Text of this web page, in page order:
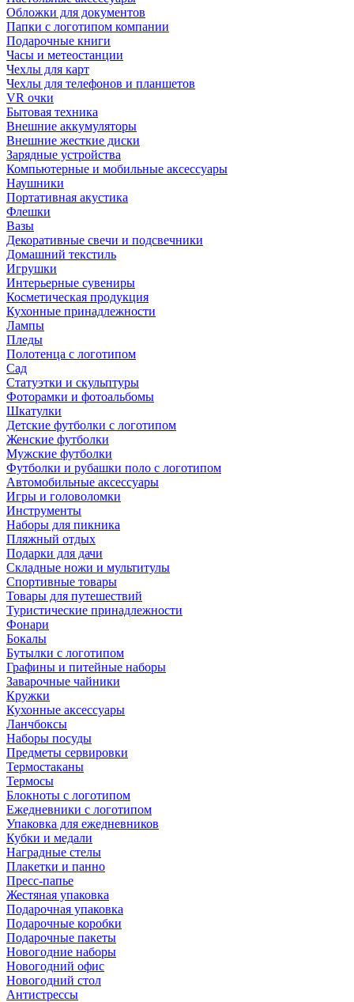
Обложки для документов
Папки с логотипом компании
Подарочные книги
Часы и метеостанции
Чехлы для карт
Чехлы для телефонов и планшетов
VR очки
Бытовая техника
Внешние аккумуляторы
Внешние жесткие диски
Зарядные устройства
Компьютерные и мобильные аксессуары
Наушники
Портативная акустика
Флешки
Вазы
Декоративные свечи и подсвечники
Домашний текстиль
Игрушки
Интерьерные сувениры
Косметическая продукция
Кухонные принадлежности
Лампы
Пледы
Полотенца с логотипом
Сад
Статуэтки и скульптуры
Фоторамки и фотоальбомы
Шкатулки
Детские футболки с логотипом
Женские футболки
Мужские футболки
Футболки и рубашки поло с логотипом
Автомобильные аксессуары
Игры и головоломки
Инструменты
Наборы для пикника
Пляжный отдых
Подарки для дачи
Складные ножи и мультитулы
Спортивные товары
Товары для путешествий
Туристические принадлежности
Фонари
Бокалы
Бутылки с логотипом
Графины и питейные наборы
Заварочные чайники
Кружки
Кухонные аксессуары
Ланчбоксы
Наборы посуды
Предметы сервировки
Термостаканы
Термосы
Блокноты с логотипом
Ежедневники с логотипом
Упаковка для ежедневников
Кубки и медали
Наградные стелы
Плакетки и панно
Пресс-папье
Жестяная упаковка
Подарочная упаковка
Подарочные коробки
Подарочные пакеты
Новогодние наборы
Новогодний офис
Новогодний стол
Антистрессы